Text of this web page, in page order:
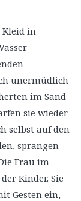
Kleid in
unermüdlich
im Sand
sie wieder
selbst auf den
sprangen
Frau im
Kinder. Sie
Gesten ein,